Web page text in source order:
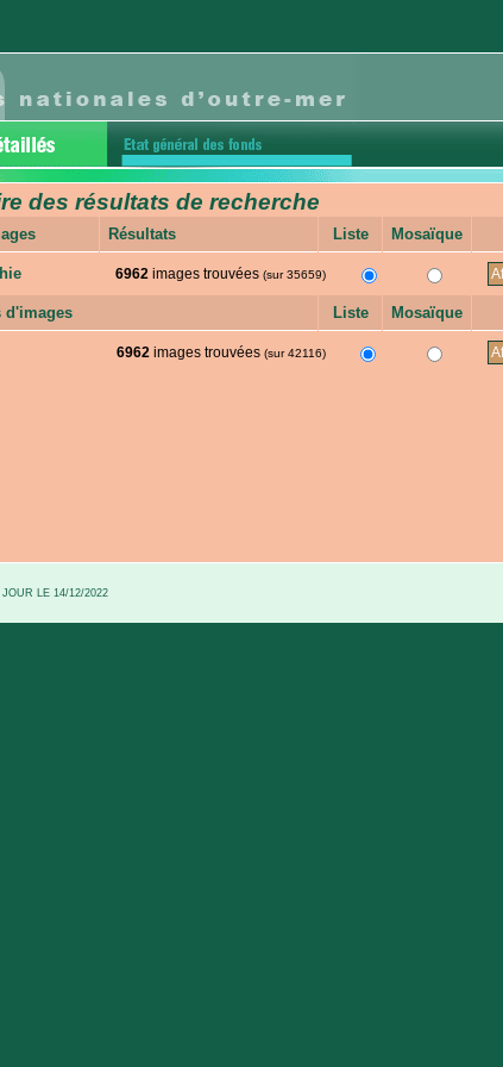
des résultats de recherche
Résultats Liste Mosaïque
6962 images trouvées (sur 35659)
d'images Liste Mosaïque
6962 images trouvées (sur 42116)
LE 14/12/2022